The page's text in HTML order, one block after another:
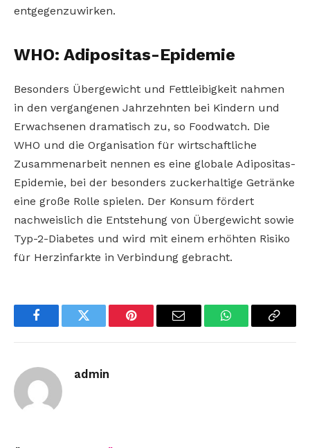
entgegenzuwirken.
WHO: Adipositas-Epidemie
Besonders Übergewicht und Fettleibigkeit nahmen
in den vergangenen Jahrzehnten bei Kindern und
Erwachsenen dramatisch zu, so Foodwatch. Die
WHO und die Organisation für wirtschaftliche
Zusammenarbeit nennen es eine globale Adipositas-
Epidemie, bei der besonders zuckerhaltige Getränke
eine große Rolle spielen. Der Konsum fördert
nachweislich die Entstehung von Übergewicht sowie
Typ-2-Diabetes und wird mit einem erhöhten Risiko
für Herzinfarkte in Verbindung gebracht.
FacebookTwitter Pinterest Email WhatsAppCopy
admin